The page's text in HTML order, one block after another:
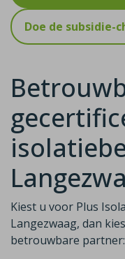
Doe de subsidie-
Kiest u voor Plus
Langezwaag, dan
betrouwbare partner: